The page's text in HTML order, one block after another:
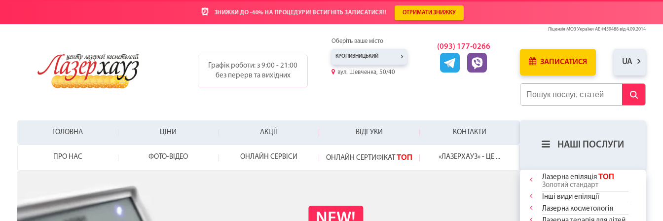
⏰ ЗНИЖКИ ДО -40% НА ПРОЦЕДУРИ! ВСТИГНІТЬ ЗАПИСАТИСЯ!! ОТРИМАТИ ЗНИЖКУ
Ліцензія МОЗ України АЕ #459488 від 4.09.2014
Графік роботи: з 9:00 - 21:00
без перерв та вихідних
Оберіть ваше місто
КРОПИВНИЦЬКИЙ
вул. Шевченка, 50/40
(093) 177-0266
ЗАПИСАТИСЯ
UA
ГОЛОВНА ЦІНИ АКЦІЇ ВІДГУКИ КОНТАКТИ
ПРО НАС ФОТО-ВІДЕО ОНЛАЙН СЕРВІСИ ОНЛАЙН СЕРТИФІКАТ ТОП «ЛАЗЕРХАУЗ» - ЦЕ ...
НАШІ ПОСЛУГИ
Лазерна епіляція ТОП
Золотий стандарт
Інші види епіляції
Лазерна косметологія
ТОПHYDRAFACIAL
-20%
ПОДАРУНОК ДЛЯ